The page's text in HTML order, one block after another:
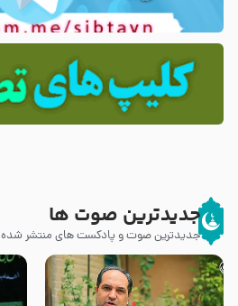
جدیدترین صوت ها
جدیدترین صوت و پادکست های منتشر شده